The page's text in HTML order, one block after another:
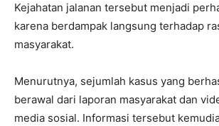
Kejahatan jalanan tersebut menjadi
karena berdampak langsung terhadap
masyarakat.
Menurutnya, sejumlah kasus yang
berawal dari laporan masyarakat dan
media sosial. Informasi tersebut